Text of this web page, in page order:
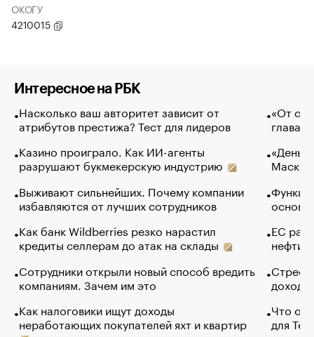
ОКОГУ
4210015
Интересное на РБК
Насколько ваш авторитет зависит от
атрибутов престижа? Тест для лидеров
Казино проиграло. Как ИИ-агенты
разрушают букмекерскую индустрию
Выживают сильнейших. Почему компании
избавляются от лучших сотрудников
Как банк Wildberries резко нарастил
кредиты селлерам до атак на склады
Сотрудники открыли новый способ вредить
компаниям. Зачем им это
Как налоговики ищут доходы
неработающих покупателей яхт и квартир
«От
глава
Маск в
основ
ЕС
нефти
Что
для